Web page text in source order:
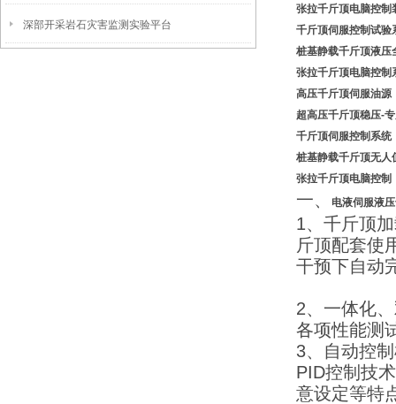
深部开采岩石灾害监测实验平台
张拉千斤顶电脑控制
千斤顶伺服控制试验
桩基静载千斤顶液压
张拉千斤顶电脑控制
高压千斤顶伺服油源
超高压千斤顶稳压-
千斤顶伺服控制系统
桩基静载千斤顶无人
张拉千斤顶电脑控制
一、 电液伺服液压
1、千斤顶
斤顶配套使
干预下自动
2、一体化
各项性能测
3、自动控
PID控制技
意设定等特